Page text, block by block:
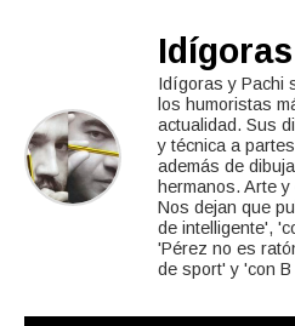
Idígoras y Pachi
los humoristas
actualidad. Sus
y técnica a
además de
hermanos. Arte
Nos dejan que
de intelligente',
'Pérez no es
de sport' y 'con B